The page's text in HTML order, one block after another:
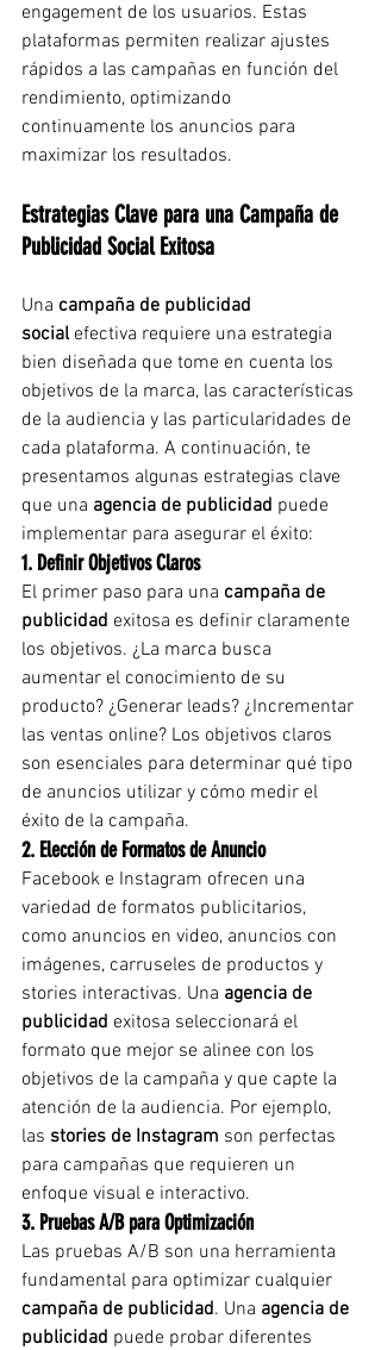
engagement de los usuarios. Estas
plataformas permiten realizar ajustes
rápidos a las campañas en función del
rendimiento, optimizando
continuamente los anuncios para
maximizar los resultados.
Estrategias Clave para una Campaña de
Publicidad Social Exitosa
Una campaña de publicidad
social efectiva requiere una estrategia
bien diseñada que tome en cuenta los
objetivos de la marca, las características
de la audiencia y las particularidades de
cada plataforma. A continuación, te
presentamos algunas estrategias clave
que una agencia de publicidad puede
implementar para asegurar el éxito:
1. Definir Objetivos Claros
El primer paso para una campaña de
publicidad exitosa es definir claramente
los objetivos. ¿La marca busca
aumentar el conocimiento de su
producto? ¿Generar leads? ¿Incrementar
las ventas online? Los objetivos claros
son esenciales para determinar qué tipo
de anuncios utilizar y cómo medir el
éxito de la campaña.
2. Elección de Formatos de Anuncio
Facebook e Instagram ofrecen una
variedad de formatos publicitarios,
como anuncios en video, anuncios con
imágenes, carruseles de productos y
stories interactivas. Una agencia de
publicidad exitosa seleccionará el
formato que mejor se alinee con los
objetivos de la campaña y que capte la
atención de la audiencia. Por ejemplo,
las stories de Instagram son perfectas
para campañas que requieren un
enfoque visual e interactivo.
3. Pruebas A/B para Optimización
Las pruebas A/B son una herramienta
fundamental para optimizar cualquier
campaña de publicidad. Una agencia de
publicidad puede probar diferentes